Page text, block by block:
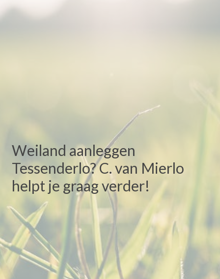
Weiland aanleggen
Tessenderlo? C. van Mierlo
helpt je graag verder!